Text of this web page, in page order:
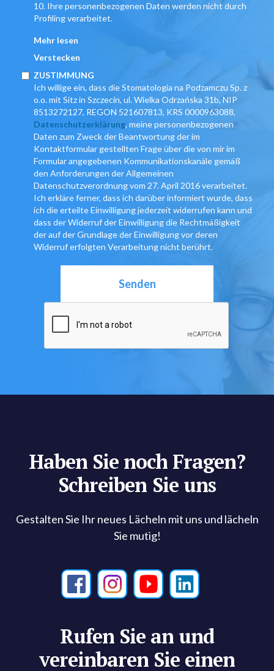
10. Ihre personenbezogenen Daten werden nicht durch
Profiling verarbeitet.
Mehr lesen
Verstecken
ZUSTIMMUNG
Ich willige ein, dass die Stomatologia na Podzamczu Sp. z
o.o. mit Sitz in Szczecin, ul. Wielka Odrzańska 31b, NIP
8513272127, REGON 521607813, KRS 0000963088,
Datenschutzerklärung, meine personenbezogenen
Daten zum Zweck der Beantwortung der im
Kontaktformular gestellten Frage über die von mir im
Formular angegebenen Kommunikationskanäle gemäß
den Anforderungen der Allgemeinen
Datenschutzverordnung vom 27. April 2016 verarbeitet.
Ich erkläre ferner, dass ich darüber informiert wurde, dass
ich die erteilte Einwilligung jederzeit widerrufen kann und
dass der Widerruf der Einwilligung die Rechtmäßigkeit
der auf der Grundlage der Einwilligung vor deren
Widerruf erfolgten Verarbeitung nicht berührt.
Haben Sie noch Fragen?
Schreiben Sie uns
Gestalten Sie Ihr neues Lächeln mit uns und lächeln
Sie mutig!
Rufen Sie an und
vereinbaren Sie einen